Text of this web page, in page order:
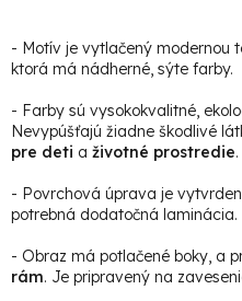
- Motív je vytlačený modernou
ktorá má nádherné, sýte farby.
- Farby sú vysokokvalitné,
Nevypúšťajú žiadne škodlivé
pre deti a životné prostredie.
- Povrchová úprava je
potrebná dodatočná laminácia.
- Obraz má potlačené boky, a
rám. Je pripravený na